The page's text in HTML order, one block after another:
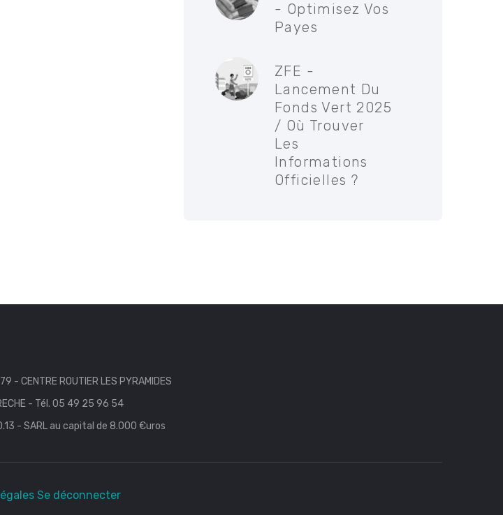
- Optimisez Vos
Payes
ZFE -
Lancement Du
Fonds Vert 2025
/ Où Trouver
Les
Informations
Officielles ?
- CENTRE ROUTIER LES PYRAMIDES
- Tél. 05 49 25 96 54
- SARL au capital de 8.000 €uros
Se déconnecter